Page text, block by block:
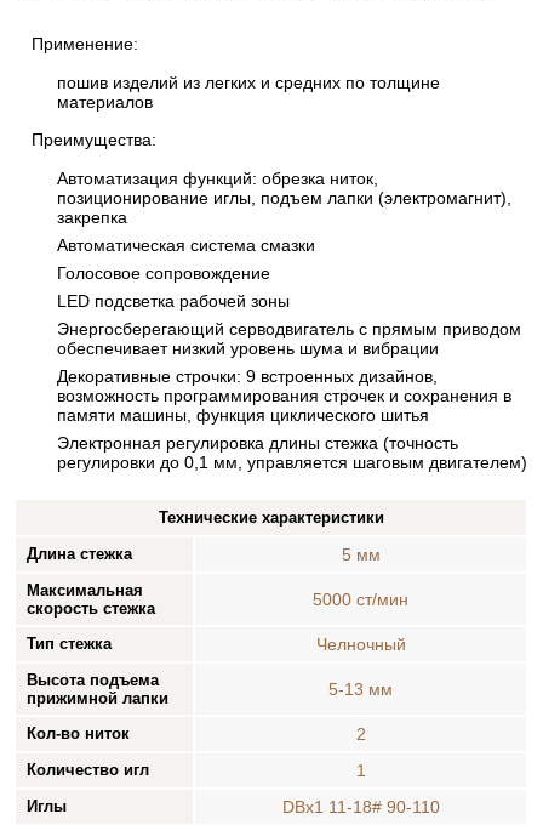
Применение:
пошив изделий из легких и средних по толщине
материалов
Преимущества:
Автоматизация функций: обрезка ниток,
позиционирование иглы, подъем лапки (электромагнит),
закрепка
Автоматическая система смазки
Голосовое сопровождение
LED подсветка рабочей зоны
Энергосберегающий серводвигатель с прямым приводом
обеспечивает низкий уровень шума и вибрации
Декоративные строчки: 9 встроенных дизайнов,
возможность программирования строчек и сохранения в
памяти машины, функция циклического шитья
Электронная регулировка длины стежка (точность
регулировки до 0,1 мм, управляется шаговым двигателем)
Технические характеристики
Длина стежка
5 мм
Максимальная
скорость стежка
5000 ст/мин
Тип стежка Челночный
Высота подъема
прижимной лапки
5-13 мм
Кол-во ниток 2
Количество игл 1
Иглы DBx1 11-18# 90-110